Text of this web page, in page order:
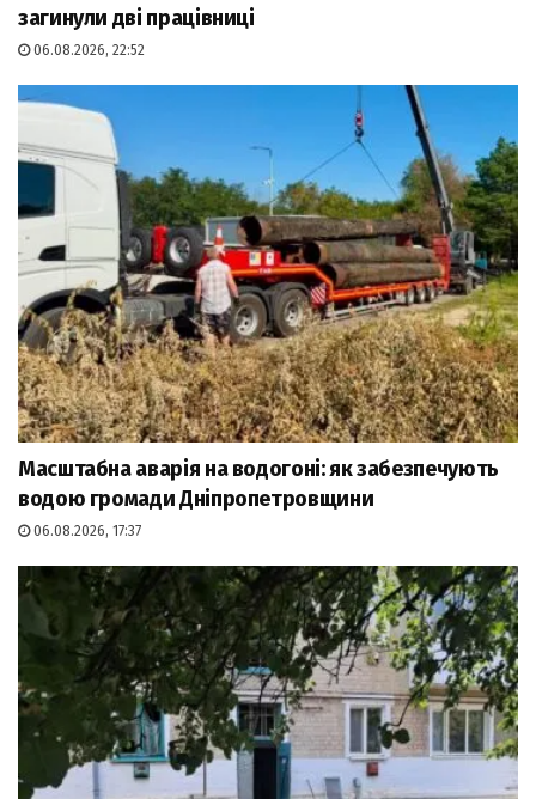
загинули дві працівниці
06.08.2026, 22:52
Масштабна аварія на водогоні: як забезпечують
водою громади Дніпропетровщини
06.08.2026, 17:37